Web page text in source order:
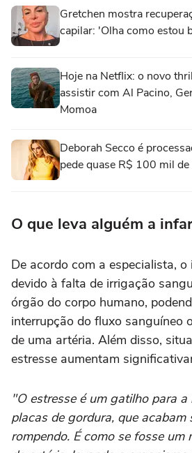
Gretchen mostra
capilar: 'Olha como estou
Hoje na Netflix: o novo
assistir com Al Pacino,
Momoa
Deborah Secco é
pede quase R$ 100 mil
O que leva alguém a
De acordo com a especialista,
devido à falta de irrigação
órgão do corpo humano,
interrupção do fluxo sanguíneo
de uma artéria. Além disso,
estresse aumentam
"O estresse é um gatilho para
placas de gordura, que acabam
rompendo. É como se fosse um